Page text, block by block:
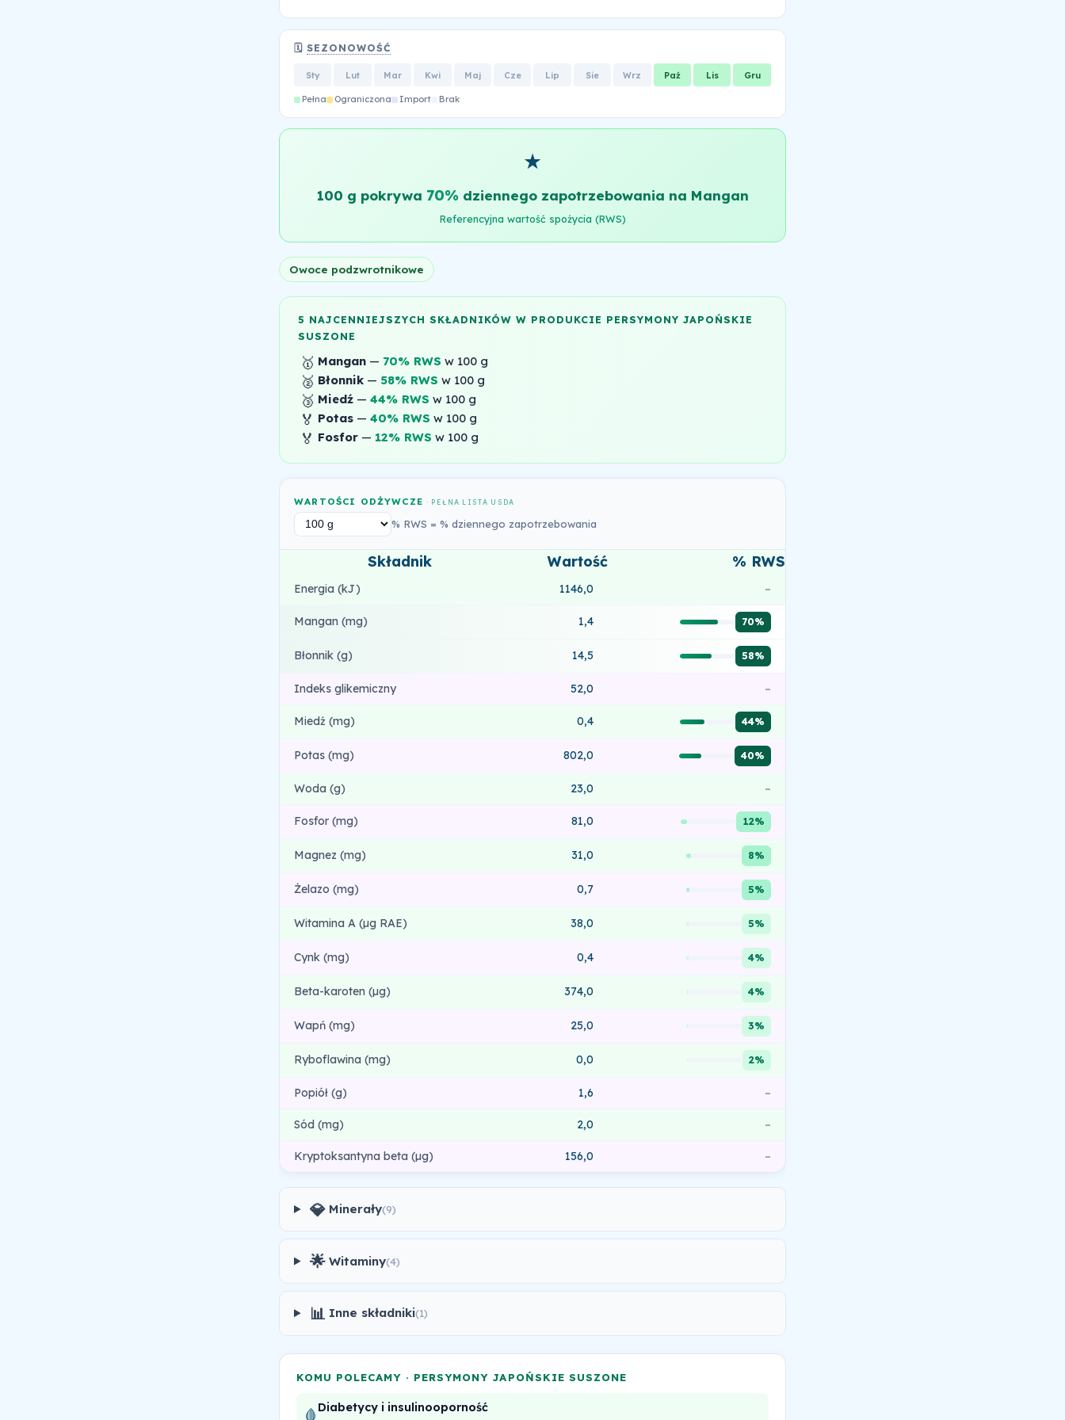
🗓️ SEZONOWOŚĆ
Sty Lut Mar Kwi Maj Cze Lip Sie Wrz Paź Lis Gru
Pełna Ograniczona Import Brak
★
100 g pokrywa 70%dziennego zapotrzebowania na Mangan
Referencyjna wartość spożycia (RWS)
Owoce podzwrotnikowe
5 NAJCENNIEJSZYCH SKŁADNIKÓW W PRODUKCIE PERSYMONY JAPOŃSKIE
SUSZONE
🥇 Mangan— 70% RWS w 100 g
🥈 Błonnik— 58% RWS w 100 g
🥉 Miedź— 44% RWS w 100 g
🏅 Potas— 40% RWS w 100 g
🏅 Fosfor— 12% RWS w 100 g
WARTOŚCI ODŻYWCZE· PEŁNA LISTA USDA
% RWS = % dziennego zapotrzebowania
Składnik Wartość % RWS
Energia (kJ) 1146,0 –
Mangan (mg) 1,4 70%
Błonnik (g) 14,5 58%
Indeks glikemiczny 52,0 –
Miedź (mg) 0,4 44%
Potas (mg) 802,0 40%
Woda (g) 23,0 –
Fosfor (mg) 81,0 12%
Magnez (mg) 31,0 8%
Żelazo (mg) 0,7 5%
Witamina A (µg RAE) 38,0 5%
Cynk (mg) 0,4 4%
Beta-karoten (µg) 374,0 4%
Wapń (mg) 25,0 3%
Ryboflawina (mg) 0,0 2%
Popiół (g) 1,6 –
Sód (mg) 2,0 –
Kryptoksantyna beta (µg) 156,0 –
💎 Minerały(9)
🌟 Witaminy(4)
📊 Inne składniki(1)
KOMU POLECAMY · PERSYMONY JAPOŃSKIE SUSZONE
🩸 Diabetycy i insulinooporność